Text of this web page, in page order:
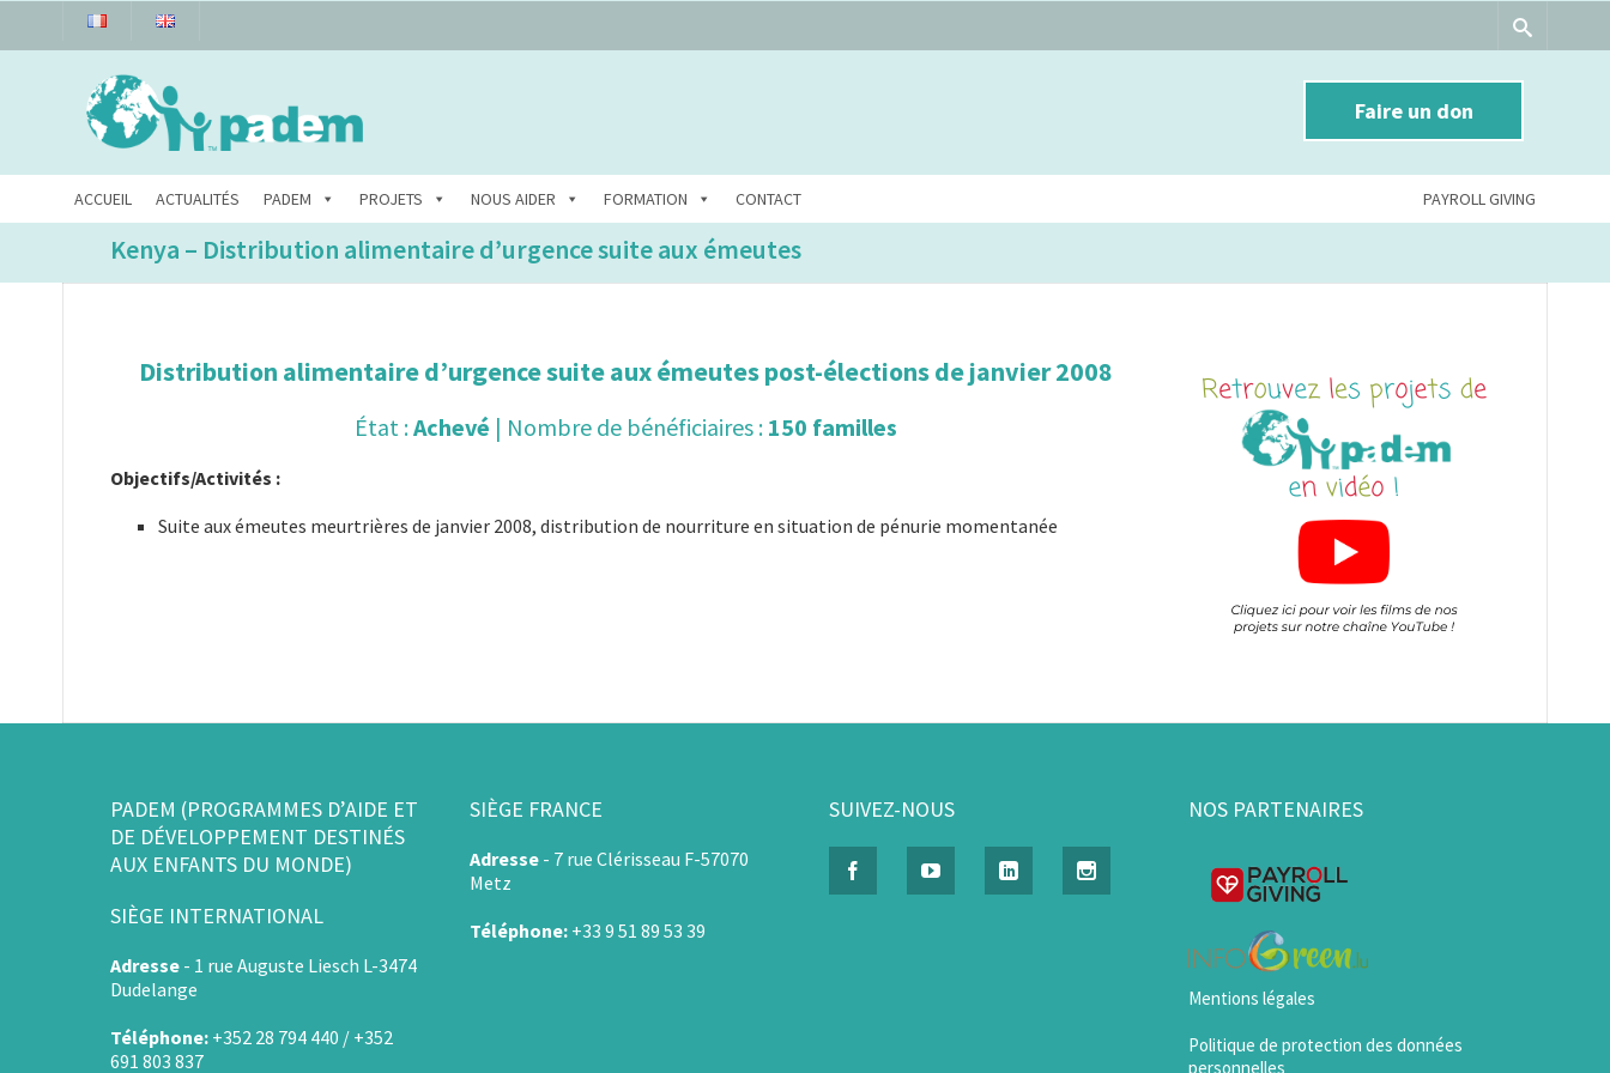
Faire un don
ACCUEIL ACTUALITÉS PADEM PROJETS NOUS AIDER FORMATION CONTACT PAYROLL GIVING
Kenya – Distribution alimentaire d’urgence suite aux émeutes
Distribution alimentaire d’urgence suite aux émeutes post-élections de janvier 2008
État :Achevé | Nombre de bénéficiaires : 150 familles
Objectifs/Activités :
Suite aux émeutes meurtrières de janvier 2008, distribution de nourriture en situation de pénurie momentanée
PADEM (PROGRAMMES D’AIDE ET
DE DÉVELOPPEMENT DESTINÉS
AUX ENFANTS DU MONDE)
SIÈGE INTERNATIONAL
Adresse - 1 rue Auguste Liesch L-3474
Dudelange
Téléphone: +352 28 794 440 / +352
691 803 837
SIÈGE FRANCE
Adresse - 7 rue Clérisseau F-57070
Metz
Téléphone: +33 9 51 89 53 39
SUIVEZ-NOUS NOS PARTENAIRES
Mentions légales
Politique de protection des données
personnelles